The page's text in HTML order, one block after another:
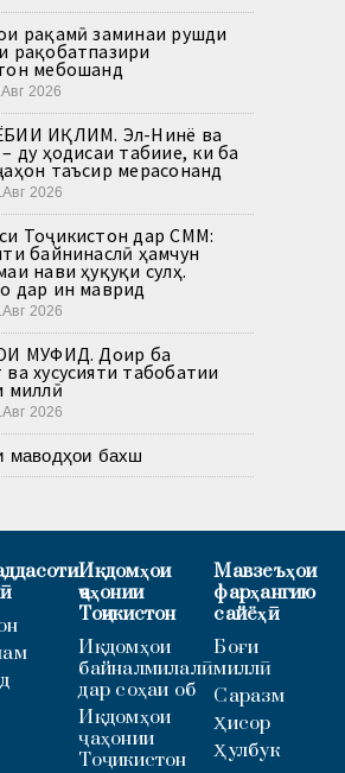
рақамӣ заминаи рушди
рақобатпазири
мебошанд
2026
ИҚЛИМ. Эл-Нинё ва
ду ҳодисаи табиие, ки ба
таъсир мерасонанд
2026
Тоҷикистон дар СММ:
байнинаслӣ ҳамчун
нави ҳуқуқи сулҳ.
дар ин маврид
2026
МУФИД. Доир ба
хусусияти табобатии
миллӣ
2026
маводҳои бахш
Иқдомҳои
ҷаҳонии
Тоҷикистон
Иқдомҳои
байналмилалӣ
дар соҳаи об
Иқдомҳои
ҷаҳонии
Тоҷикистон
Мавзеъҳои
фарҳангию
сайёҳӣ
Боғи
миллӣ
Саразм
Ҳисор
Ҳулбук